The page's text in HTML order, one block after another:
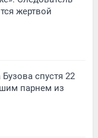
жертвой
спустя 22
парнем из